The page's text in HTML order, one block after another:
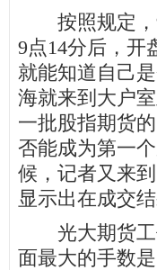
按照规定，9
9点14分后，开
就能知道自己
海就来到大户
一批股指期货
否能成为第一
候，记者又来
显示出在成交
光大期货工
面最大的手数